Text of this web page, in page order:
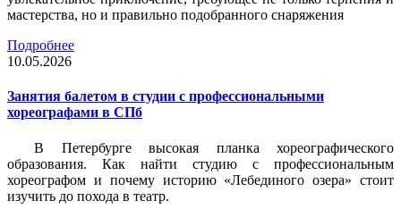
мастерства, но и правильно подобранного снаряжения
Подробнее
10.05.2026
Занятия балетом в студии с профессиональными
хореографами в СПб
В Петербурге высокая планка хореографического
образования. Как найти студию с профессиональным
хореографом и почему историю «Лебединого озера» стоит
изучить до похода в театр.